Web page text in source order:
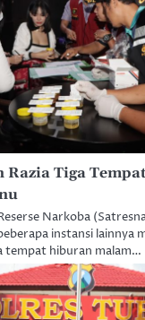
Razia Tiga
Narkoba
instansi lainnya
tempat hiburan malam…